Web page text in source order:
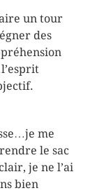
un tour
des
me
le sac
je ne l’ai
bien